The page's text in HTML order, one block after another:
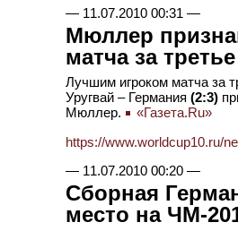
— 11.07.2010 00:31 —
Мюллер
матча за
Лучшим игроком матча за
Уругвай – Германия (2:3)
Мюллер.
«Газета.Ru»
https://www.worldcup10.ru/
— 11.07.2010 00:20—
Сборная
место на ЧМ-